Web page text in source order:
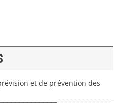
et de prévention des